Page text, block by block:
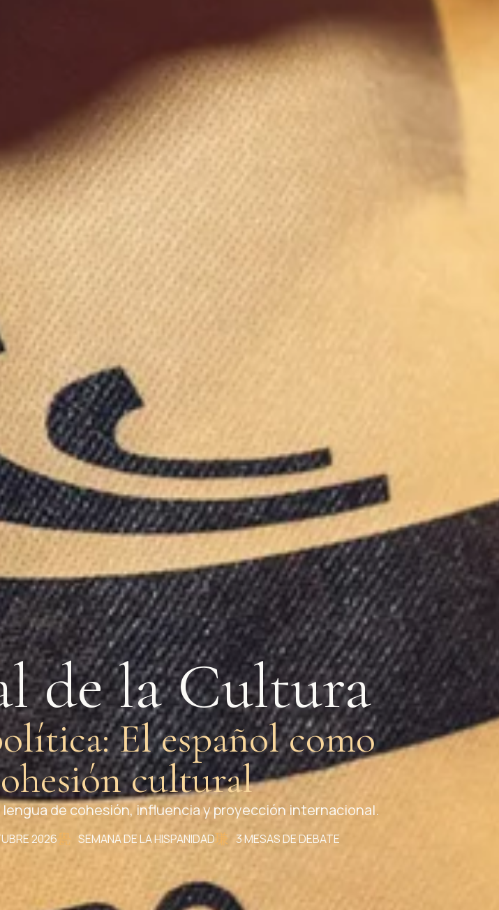
de la Cultura
El español como
cultural
sobre el papel de la Hispanidad en el escenario global del siglo XXI.
2026 SEMANA DE LA HISPANIDAD
3 MESAS DE DEBATE